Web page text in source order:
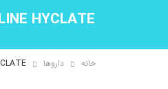
HYCLATE
خانه داروها